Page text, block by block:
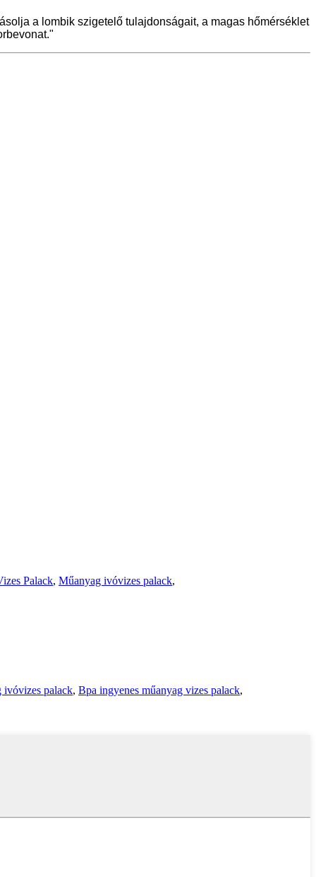
a lombik szigetelő tulajdonságait, a magas hőmérséklet
Palack, Műanyag ivóvizes palack,
ivóvizes palack, Bpa ingyenes műanyag vizes palack,